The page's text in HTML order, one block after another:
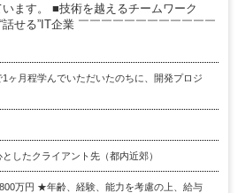
ます。 ■技術を越えるチームワーク
せる”IT企業 ￣￣￣￣￣￣￣￣￣￣￣￣
ヶ月程学んでいただいたのちに、開発プロジ
したクライアント先（都内近郊）
万円 ★年齢、経験、能力を考慮の上、給与